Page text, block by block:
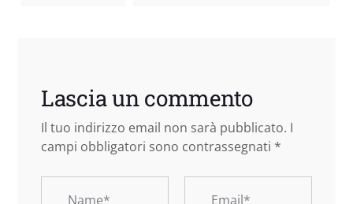
Lascia un commento
Il tuo indirizzo email non sarà pubblicato. I
campi obbligatori sono contrassegnati *